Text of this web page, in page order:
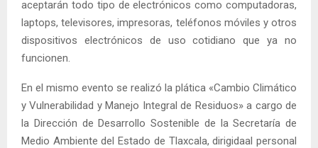
aceptarán todo tipo de electrónicos como computadoras,
laptops, televisores, impresoras, teléfonos móviles y otros
dispositivos electrónicos de uso cotidiano que ya no
funcionen.
En el mismo evento se realizó la plática «Cambio Climático
y Vulnerabilidad y Manejo Integral de Residuos» a cargo de
la Dirección de Desarrollo Sostenible de la Secretaría de
Medio Ambiente del Estado de Tlaxcala, dirigidaal personal